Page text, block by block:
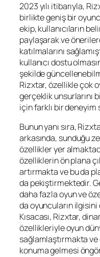
2023 yılı itibarıyla,
birlikte geniş bir
ekip, kullanıcıların
paylaşarak ve
katılmalarını
kullanıcı dostu
şekilde
Rizxtar, özellikle çok
gerçeklik unsurlarını
için farklı bir
Bunun yanı sıra,
arkasında, sunduğu
özellikler yer
özelliklerin ön plana
artırmakta ve bu da
da pekiştirmektedir.
daha fazla oyun ve
da oyuncuların
Kısacası, Rizxtar,
özellikleriyle oyun
sağlamlaştırmakta
konuma gelmesi